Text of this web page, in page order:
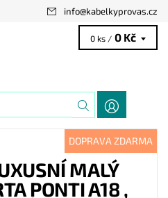
info@kabelkyprovas.cz
0 ks / 0 Kč
DOPRAVA ZDARMA
MALÝ
PONTI A18 ,